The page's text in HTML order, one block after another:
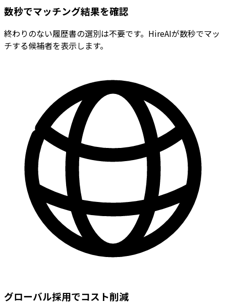
数秒でマッチング結果を確認
終わりのない履歴書の選別は不要です。HireAIが数秒でマッ
チする候補者を表示します。
グローバル採用でコスト削減